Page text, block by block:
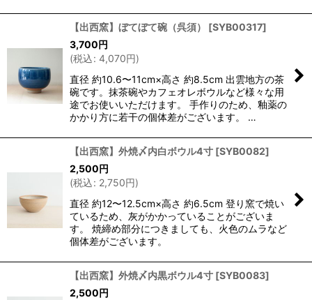
【出西窯】ぼてぼて碗（呉須） [SYB00317]
3,700円
(税込: 4,070円)
直径 約10.6〜11cm×高さ 約8.5cm 出雲地方の茶
碗です。抹茶碗やカフェオレボウルなど様々な用
途でお使いいただけます。 手作りのため、釉薬の
かかり方に若干の個体差がございます。 …
【出西窯】外焼〆内白ボウル4寸 [SYB0082]
2,500円
(税込: 2,750円)
直径 約12〜12.5cm×高さ 約6.5cm 登り窯で焼い
ているため、灰がかかっていることがございま
す。 焼締め部分につきましても、火色のムラなど
個体差がございます。
【出西窯】外焼〆内黒ボウル4寸 [SYB0083]
2,500円